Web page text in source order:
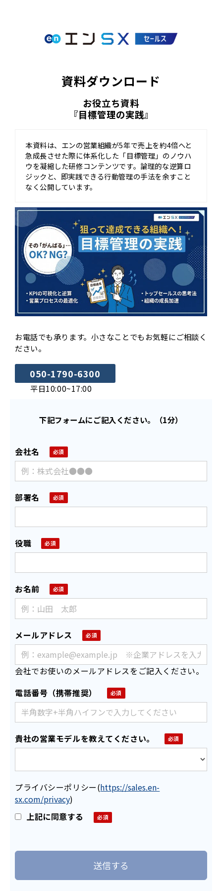
資料ダウンロード
お役立ち資料
『目標管理の実践』
本資料は、エンの営業組織が5年で売上を約4倍へと
急成長させた際に体系化した「目標管理」のノウハ
ウを凝縮した研修コンテンツです。論理的な逆算ロ
ジックと、即実践できる行動管理の手法を余すこと
なく公開しています。
お電話でも承ります。小さなことでもお気軽にご相談く
ださい。
050-1790-6300
平日10:00~17:00
下記フォームにご記入ください。（1分）
会社名
部署名
役職
お名前
メールアドレス
会社でお使いのメールアドレスをご記入ください。
電話番号（携帯推奨）
貴社の営業モデルを教えてください。
プライバシーポリシー(https://sales.en-
sx.com/privacy)
上記に同意する